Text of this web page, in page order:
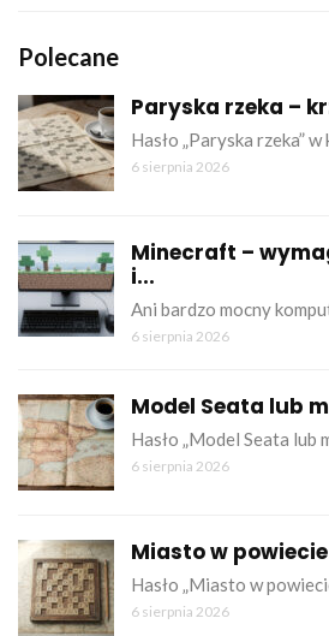
Polecane
Paryska rzeka –
Hasło „Paryska rzeka”
6 sierpnia 2026
Minecraft –
i...
Ani bardzo mocny
6 sierpnia 2026
Model Seata lub
Hasło „Model Seata lub
6 sierpnia 2026
Miasto w
Hasło „Miasto w
6 sierpnia 2026